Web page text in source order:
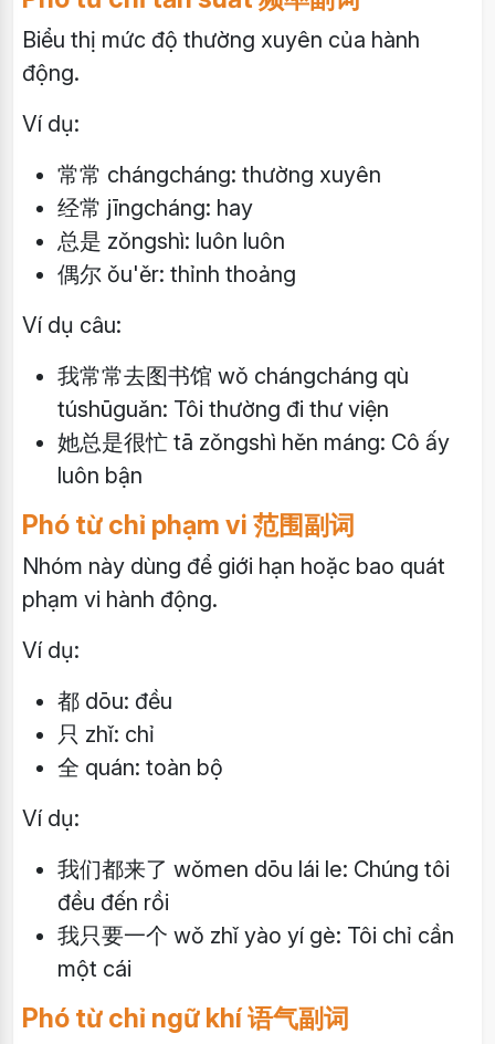
Biểu thị mức độ thường xuyên của hành
động.
Ví dụ:
常常 chángcháng: thường xuyên
经常 jīngcháng: hay
总是 zǒngshì: luôn luôn
偶尔 ǒu'ěr: thỉnh thoảng
Ví dụ câu:
我常常去图书馆 wǒ chángcháng qù
túshūguǎn: Tôi thường đi thư viện
她总是很忙 tā zǒngshì hěn máng: Cô ấy
luôn bận
Phó từ chỉ phạm vi 范围副词
Nhóm này dùng để giới hạn hoặc bao quát
phạm vi hành động.
Ví dụ:
都 dōu: đều
只 zhǐ: chỉ
全 quán: toàn bộ
Ví dụ:
我们都来了 wǒmen dōu lái le: Chúng tôi
đều đến rồi
我只要一个 wǒ zhǐ yào yí gè: Tôi chỉ cần
một cái
Phó từ chỉ ngữ khí 语气副词